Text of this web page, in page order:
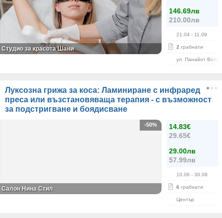
146.69лв
210.00лв
21.04 - 11.09
2 грабнати
ул. Панайот
Студио за красота Шани
Луксозна грижа за коса: Ламиниране с инфраред
преса или възстановяваща терапия - с възможност
за подстригване и боядисване
14.83€
29.65€
29.00лв
57.99лв
10.06 - 30.08
6 грабнати
Център
-50%
Салон Нина Стил